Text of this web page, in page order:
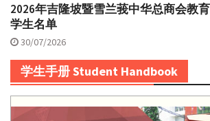
2026年吉隆坡暨雪兰莪中华总商会教
学生名单
30/07/2026
学生手册 Student Handbook